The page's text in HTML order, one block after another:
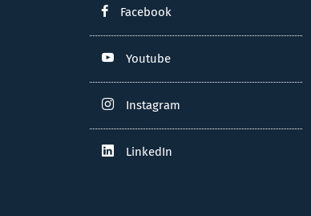
Facebook
Youtube
Instagram
LinkedIn